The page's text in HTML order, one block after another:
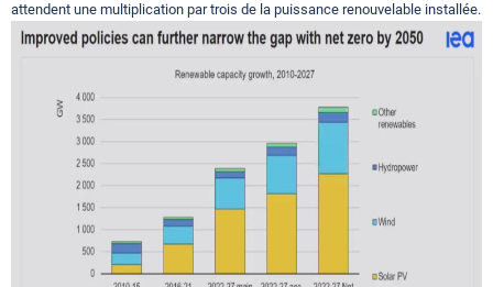
attendent une multiplication par trois de la puissance renouvelable installée.